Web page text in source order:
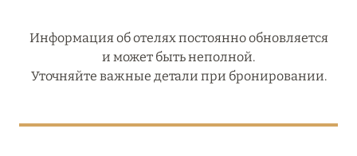
Информация об отелях постоянно обновляется
и может быть неполной.
Уточняйте важные детали при бронировании.